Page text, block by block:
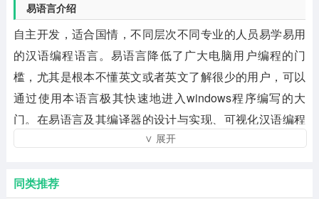
易语言介绍
自主开发，适合国情，不同层次不同专业的人员易学易用
的汉语编程语言。易语言降低了广大电脑用户编程的门
槛，尤其是根本不懂英文或者英文了解很少的用户，可以
通过使用本语言极其快速地进入windows程序编写的大
门。在易语言及其编译器的设计与实现、可视化汉语编程
的构建、提供多种语言版本等方面具有创新。在易语言及
种语言版本等方面具有创新。目前易语言已取得国家级鉴
∨ 展开
同类推荐